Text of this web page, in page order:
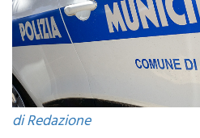
di Redazione